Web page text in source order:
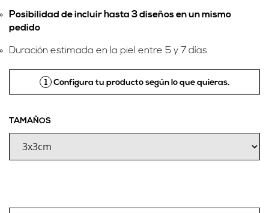
Posibilidad de incluir hasta 3 diseños en un mismo
pedido
Duración estimada en la piel entre 5 y 7 días
1 Configura tu producto según lo que quieras.
TAMAÑOS